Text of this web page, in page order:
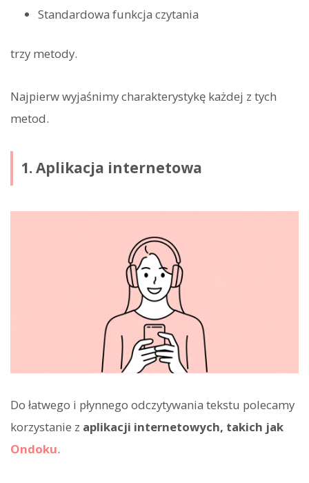
Standardowa funkcja czytania
trzy metody.
Najpierw wyjaśnimy charakterystykę każdej z tych
metod.
1. Aplikacja internetowa
Do łatwego i płynnego odczytywania tekstu polecamy
korzystanie z aplikacji internetowych, takich jak
Ondoku.